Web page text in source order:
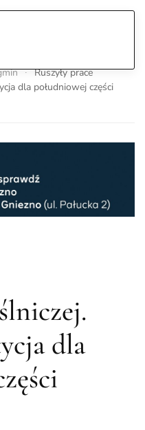
Ruszyły prace
dla południowej części
dla